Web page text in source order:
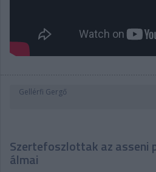
Gellérfi Gergő
Szertefoszlottak az asseni
álmai